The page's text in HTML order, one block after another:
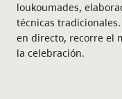
loukoumades,
técnicas
en directo, recorre el
la celebración.